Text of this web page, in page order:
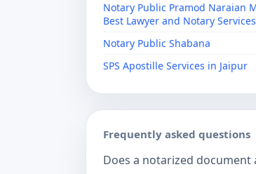
Notary Public Pramod Naraian
Best Lawyer and Notary
Notary Public Shabana
SPS Apostille Services in Jaipur
Frequently asked questions
Does a notarized